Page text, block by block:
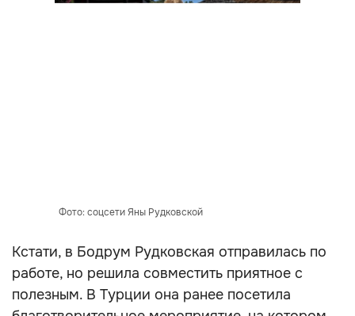
Фото: соцсети Яны Рудковской
Кстати, в Бодрум Рудковская отправилась по
работе, но решила совместить приятное с
полезным. В Турции она ранее посетила